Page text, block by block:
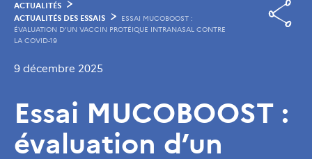
ACTUALITÉS
ACTUALITÉS DES ESSAIS
ESSAI MUCOBOOST :
ÉVALUATION D’UN VACCIN PROTÉIQUE INTRANASAL CONTRE
LA COVID-19
9 décembre 2025
Essai MUCOBOOST :
évaluation d’un